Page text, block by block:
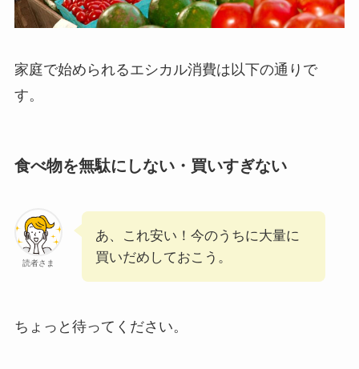
家庭で始められるエシカル消費は以下の通りで
す。
食べ物を無駄にしない・買いすぎない
読者さま
あ、これ安い！今のうちに大量に
買いだめしておこう。
ちょっと待ってください。